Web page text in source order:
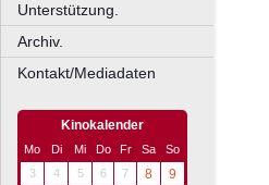
Unterstützung.
Archiv.
Kontakt/Mediadaten
Kinokalender
Mo Di Mi Do Fr Sa
So
3
4 5 6 7 8
9